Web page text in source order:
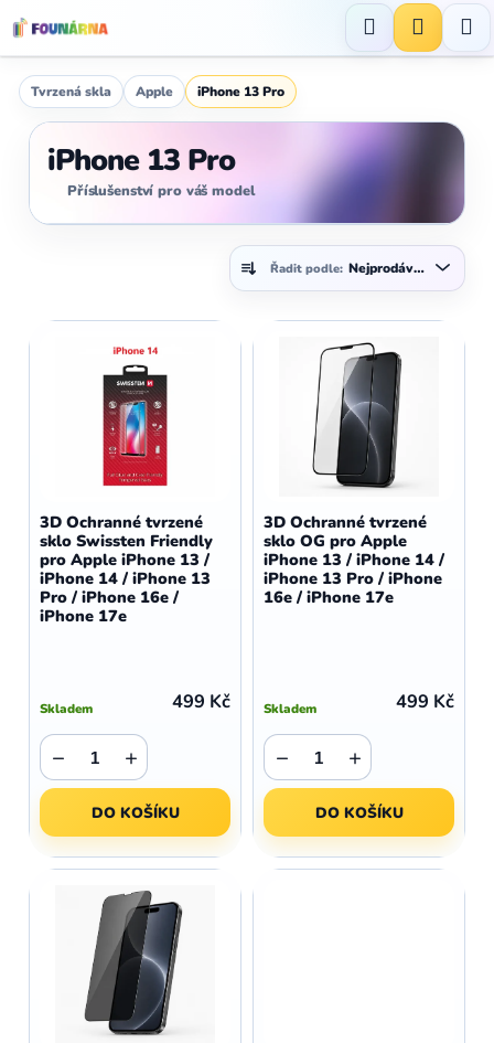
na
obsah
Hledat
Tvrzená skla Apple iPhone 13 Pro
iPhone 13 Pro
Příslušenství pro váš model
Ř
a
e
Řadit podle: Nejprodávanější
ý
o
d
u
k
3D Ochranné tvrzené
sklo Swissten Friendly
pro Apple iPhone 13 /
iPhone 14 / iPhone 13
Pro / iPhone 16e /
iPhone 17e
Skladem 499 Kč
+
−
DO KOŠÍKU
3D Ochranné tvrzené
sklo OG pro Apple
iPhone 13 / iPhone 14 /
iPhone 13 Pro / iPhone
16e / iPhone 17e
Skladem 499 Kč
+
−
DO KOŠÍKU